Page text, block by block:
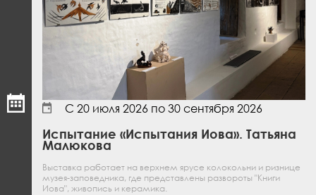
С 20 июля 2026 по 30 сентября 2026
Испытание «Испытания Иова». Татьяна
Малюкова
Выставка работает на верхнем ярусе колокольни и ризнице
музея-заповедника, где представлены развороты "Книги
Иова", живопись и керамика.